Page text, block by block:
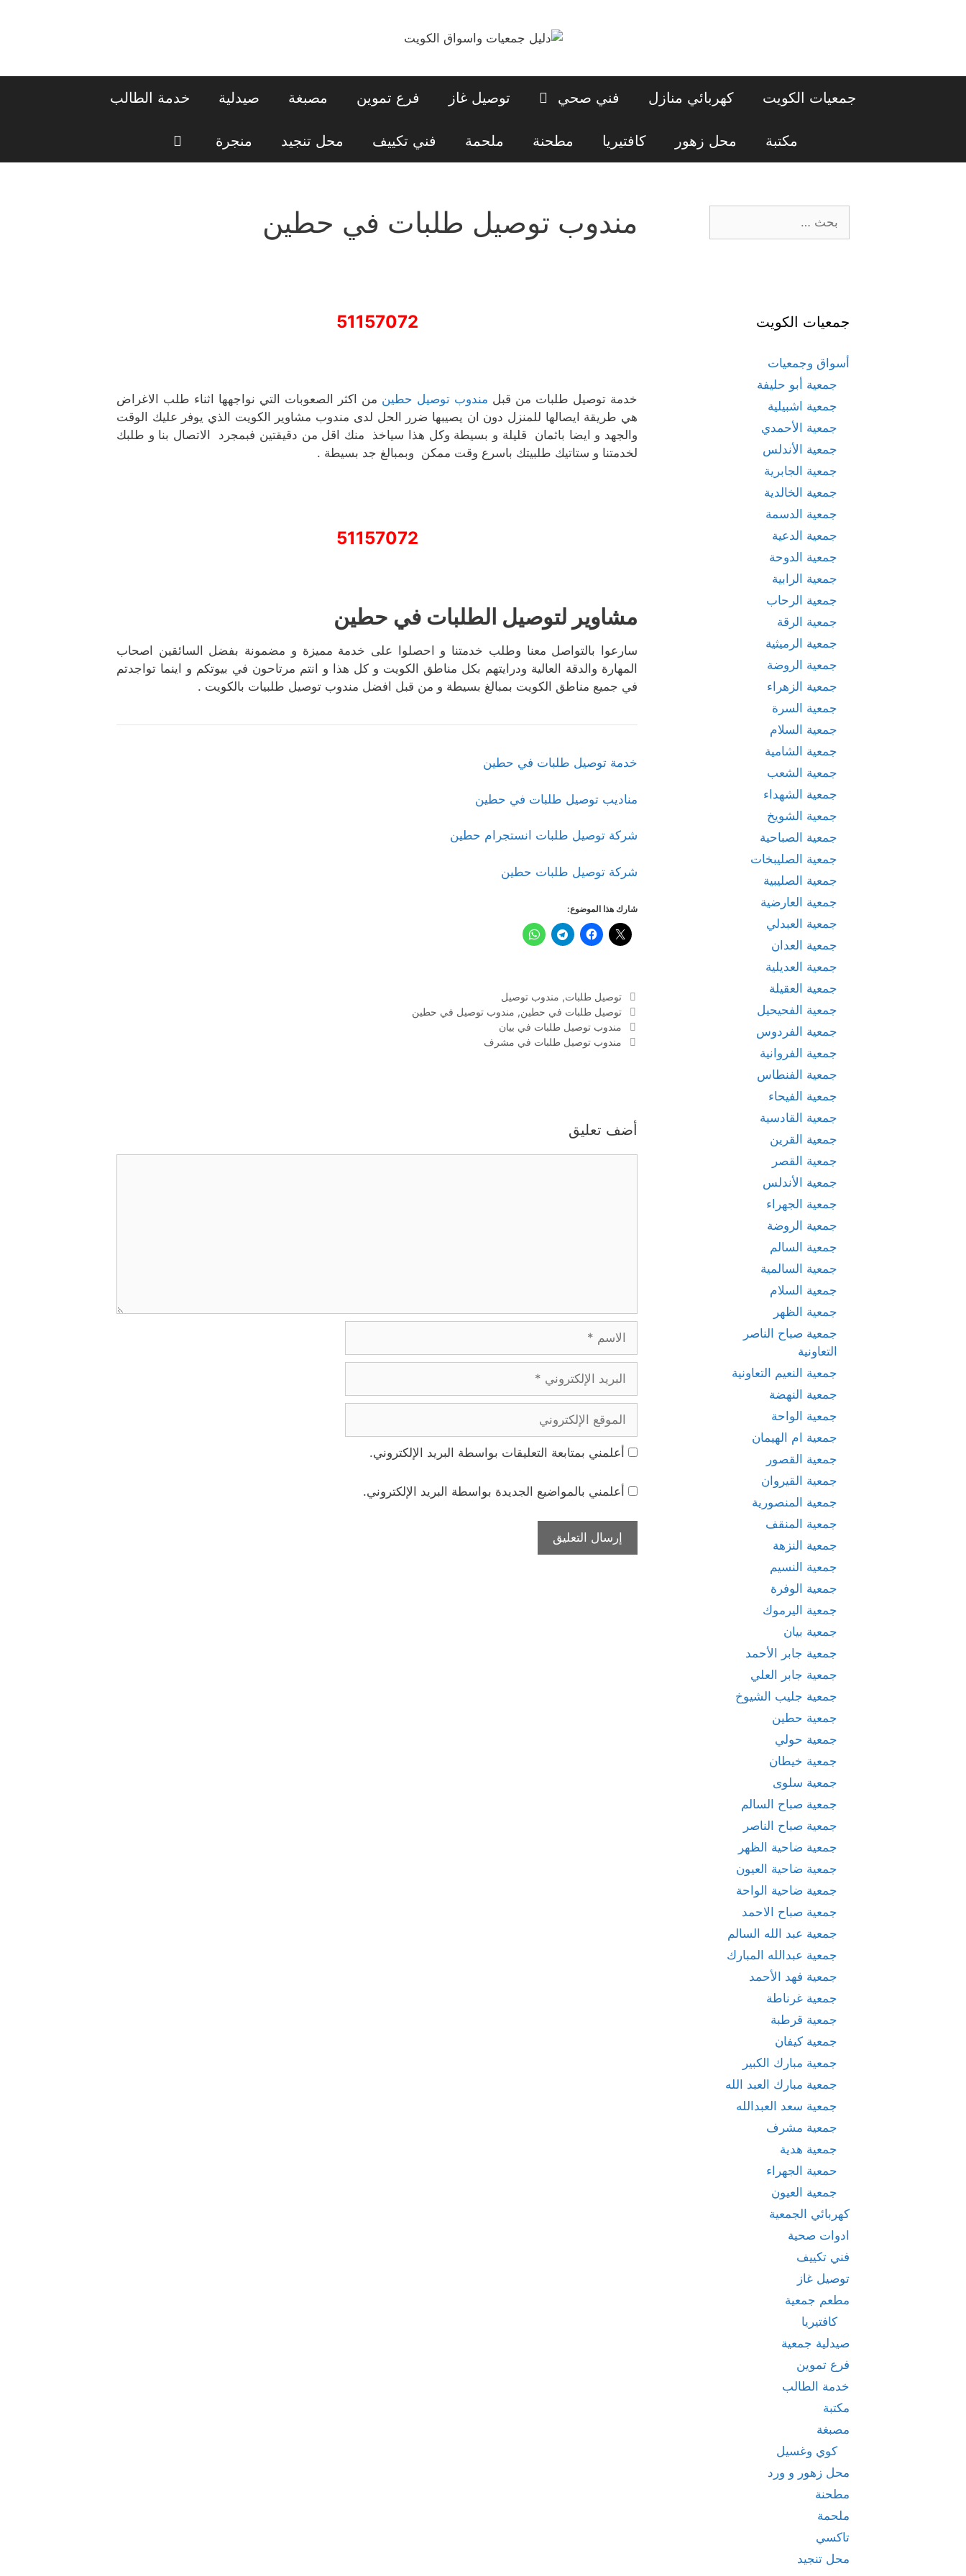
جمعيات الكويت كهربائي منازل فني صحي توصيل غاز فرع تموين مصبغة صيدلية خدمة الطالب
مكتبة محل زهور كافتيريا مطحنة ملحمة فني تكييف محل تنجيد منجرة
مندوب توصيل طلبات في حطين
51157072
خدمة توصيل طلبات من قبل مندوب توصيل حطين من اكثر الصعوبات التي نواجهها اثناء طلب الاغراض
هي طريقة ايصالها للمنزل دون ان يصيبها ضرر الحل لدى مندوب مشاوير الكويت الذي يوفر عليك الوقت
والجهد و ايضا باثمان قليلة و بسيطة وكل هذا سياخذ منك اقل من دقيقتين فبمجرد الاتصال بنا و طلبك
لخدمتنا و ستاتيك طلبيتك باسرع وقت ممكن وبمبالغ جد بسيطة .
51157072
مشاوير لتوصيل الطلبات في حطين
سارعوا بالتواصل معنا وطلب خدمتنا و احصلوا على خدمة مميزة و مضمونة بفضل السائقين اصحاب
المهارة والدقة العالية ودرايتهم بكل مناطق الكويت و كل هذا و انتم مرتاحون في بيوتكم و اينما تواجدتم
في جميع مناطق الكويت بمبالغ بسيطة و من قبل افضل مندوب توصيل طلبيات بالكويت .
خدمة توصيل طلبات في حطين
مناديب توصيل طلبات في حطين
شركة توصيل طلبات انستجرام حطين
شركة توصيل طلبات حطين
شارك هذا الموضوع:
التصنيفات
توصيل طلبات, مندوب توصيل
الوسوم
توصيل طلبات في حطين, مندوب توصيل في حطين
مندوب توصيل طلبات في بيان
مندوب توصيل طلبات في مشرف
أضف تعليق
الاسم
البريد
الإلكتروني
الموقع
الإلكتروني
أعلمني بمتابعة التعليقات بواسطة البريد الإلكتروني.
أعلمني بالمواضيع الجديدة بواسطة البريد الإلكتروني.
عن:
جمعيات الكويت
أسواق وجمعيات
جمعية أبو حليفة
جمعية اشبيلية
جمعية الأحمدي
جمعية الأندلس
جمعية الجابرية
جمعية الخالدية
جمعية الدسمة
جمعية الدعية
جمعية الدوحة
جمعية الرابية
جمعية الرحاب
جمعية الرقة
جمعية الرميثية
جمعية الروضة
جمعية الزهراء
جمعية السرة
جمعية السلام
جمعية الشامية
جمعية الشعب
جمعية الشهداء
جمعية الشويخ
جمعية الصباحية
جمعية الصليبخات
جمعية الصليبية
جمعية العارضية
جمعية العبدلي
جمعية العدان
جمعية العديلية
جمعية العقيلة
جمعية الفحيحيل
جمعية الفردوس
جمعية الفروانية
جمعية الفنطاس
جمعية الفيحاء
جمعية القادسية
جمعية القرين
جمعية القصر
جمعية الأندلس
جمعية الجهراء
جمعية الروضة
جمعية السالم
جمعية السالمية
جمعية السلام
جمعية الظهر
جمعية صباح الناصر
التعاونية
جمعية النعيم التعاونية
جمعية النهضة
جمعية الواحة
جمعية ام الهيمان
جمعية القصور
جمعية القيروان
جمعية المنصورية
جمعية المنقف
جمعية النزهة
جمعية النسيم
جمعية الوفرة
جمعية اليرموك
جمعية بيان
جمعية جابر الأحمد
جمعية جابر العلي
جمعية جليب الشيوخ
جمعية حطين
جمعية حولي
جمعية خيطان
جمعية سلوى
جمعية صباح السالم
جمعية صباح الناصر
جمعية ضاحية الظهر
جمعية ضاحية العيون
جمعية ضاحية الواحة
جمعية صباح الاحمد
جمعية عبد الله السالم
جمعية عبدالله المبارك
جمعية فهد الأحمد
جمعية غرناطة
جمعية قرطبة
جمعية كيفان
جمعية مبارك الكبير
جمعية مبارك العبد الله
جمعية سعد العبدالله
جمعية مشرف
جمعية هدية
حمعية الجهراء
جمعية العيون
كهربائي الجمعية
ادوات صحية
فني تكييف
توصيل غاز
مطعم جمعية
كافتيريا
صيدلية جمعية
فرع تموين
خدمة الطالب
مكتبة
مصبغة
كوي وغسيل
محل زهور و ورد
مطحنة
ملحمة
تاكسي
محل تنجيد